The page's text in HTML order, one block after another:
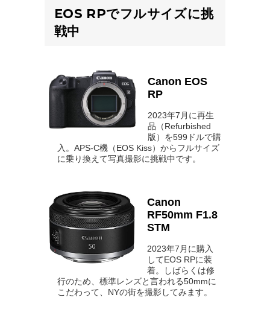
EOS RPでフルサイズに挑
戦中
Canon EOS
RP
2023年7月に再生
品（Refurbished
版）を599ドルで購
入。APS-C機（EOS Kiss）からフルサイズ
に乗り換えて写真撮影に挑戦中です。
Canon
RF50mm F1.8
STM
2023年7月に購入
してEOS RPに装
着。しばらくは修
行のため、標準レンズと言われる50mmに
こだわって、NYの街を撮影してみます。